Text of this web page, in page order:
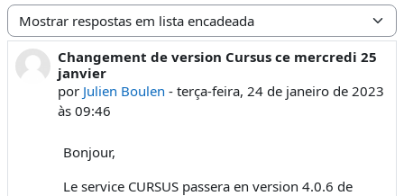
Modo de visualização
Changement de version Cursus ce mercredi 25
janvier
por Julien Boulen - terça-feira, 24 de janeiro de 2023
às 09:46
Número de respostas: 0
Bonjour,
Le service CURSUS passera en version 4.0.6 de